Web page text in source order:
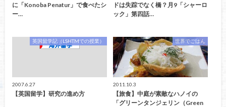
に「Konoba Penatur」で食べたシ
ー…
ドは失踪でなく橋？月9「シャーロ
ック」第四話…
英国留学記（LSHTMでの授業）
2007.6.27
【英国留学】研究の進め方
世界でごはん
2011.10.3
【旅食】中庭が素敵なハノイの
「グリーンタンジェリン（Green